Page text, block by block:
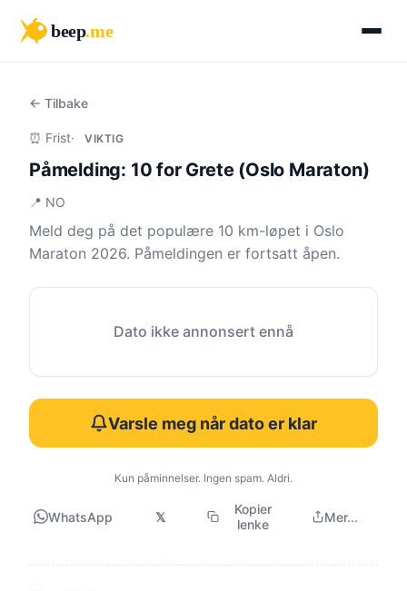
beep.me
← Tilbake
⏰ Frist· VIKTIG
Påmelding: 10 for Grete (Oslo Maraton)
📍 NO
Meld deg på det populære 10 km-løpet i Oslo
Maraton 2026. Påmeldingen er fortsatt åpen.
Dato ikke annonsert ennå
Varsle meg når dato er klar
Kun påminnelser. Ingen spam. Aldri.
WhatsApp 𝕏
Kopier
lenke
Mer...